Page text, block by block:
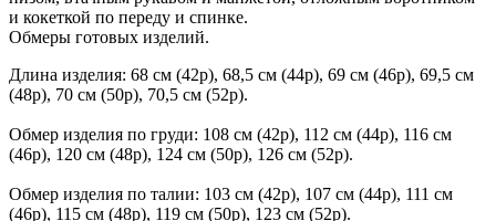
и кокеткой по переду и спинке.
Обмеры готовых изделий.
Длина изделия: 68 см (42р), 68,5 см (44р), 69 см (46р), 69,5 см
(48р), 70 см (50р), 70,5 см (52р).
Обмер изделия по груди: 108 см (42р), 112 см (44р), 116 см
(46р), 120 см (48р), 124 см (50р), 126 см (52р).
Обмер изделия по талии: 103 см (42р), 107 см (44р), 111 см
(46р), 115 см (48р), 119 см (50р), 123 см (52р).